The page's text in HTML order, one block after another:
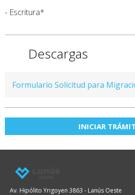
- Escritura*
Descargas
Formulario Solicitud para
INICIAR
Av. Hipólito Yrigoyen 3863 - Lanús Oeste